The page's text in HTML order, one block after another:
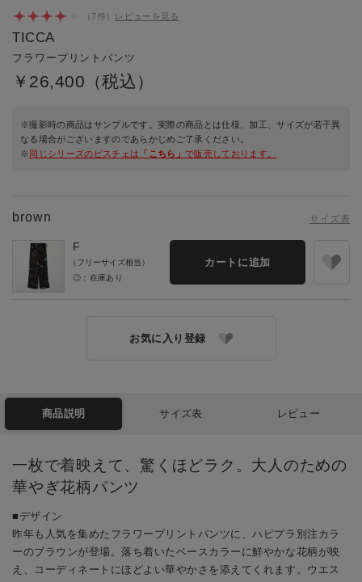
（ 7件） レビューを見る
TICCA
フラワープリントパンツ
￥26,400（税込）
※撮影時の商品はサンプルです。実際の商品とは仕様、加工、サイズが若干異
なる場合がございますのであらかじめご了承ください。
※ 同じシリーズのビスチェは 「こちら」 で販売しております。
サイズ表
brown
F
（フリーサイズ相当）
◎：在庫あり
カートに追加
お気に入り登録
商品説明 サイズ表 レビュー
一枚で着映えて、驚くほどラク。大人のための
華やぎ花柄パンツ
■デザイン
昨年も人気を集めたフラワープリントパンツに、ハピプラ別注カラ
ーのブラウンが登場。落ち着いたベースカラーに鮮やかな花柄が映
え、コーディネートにほどよい華やかさを添えてくれます。ウエス